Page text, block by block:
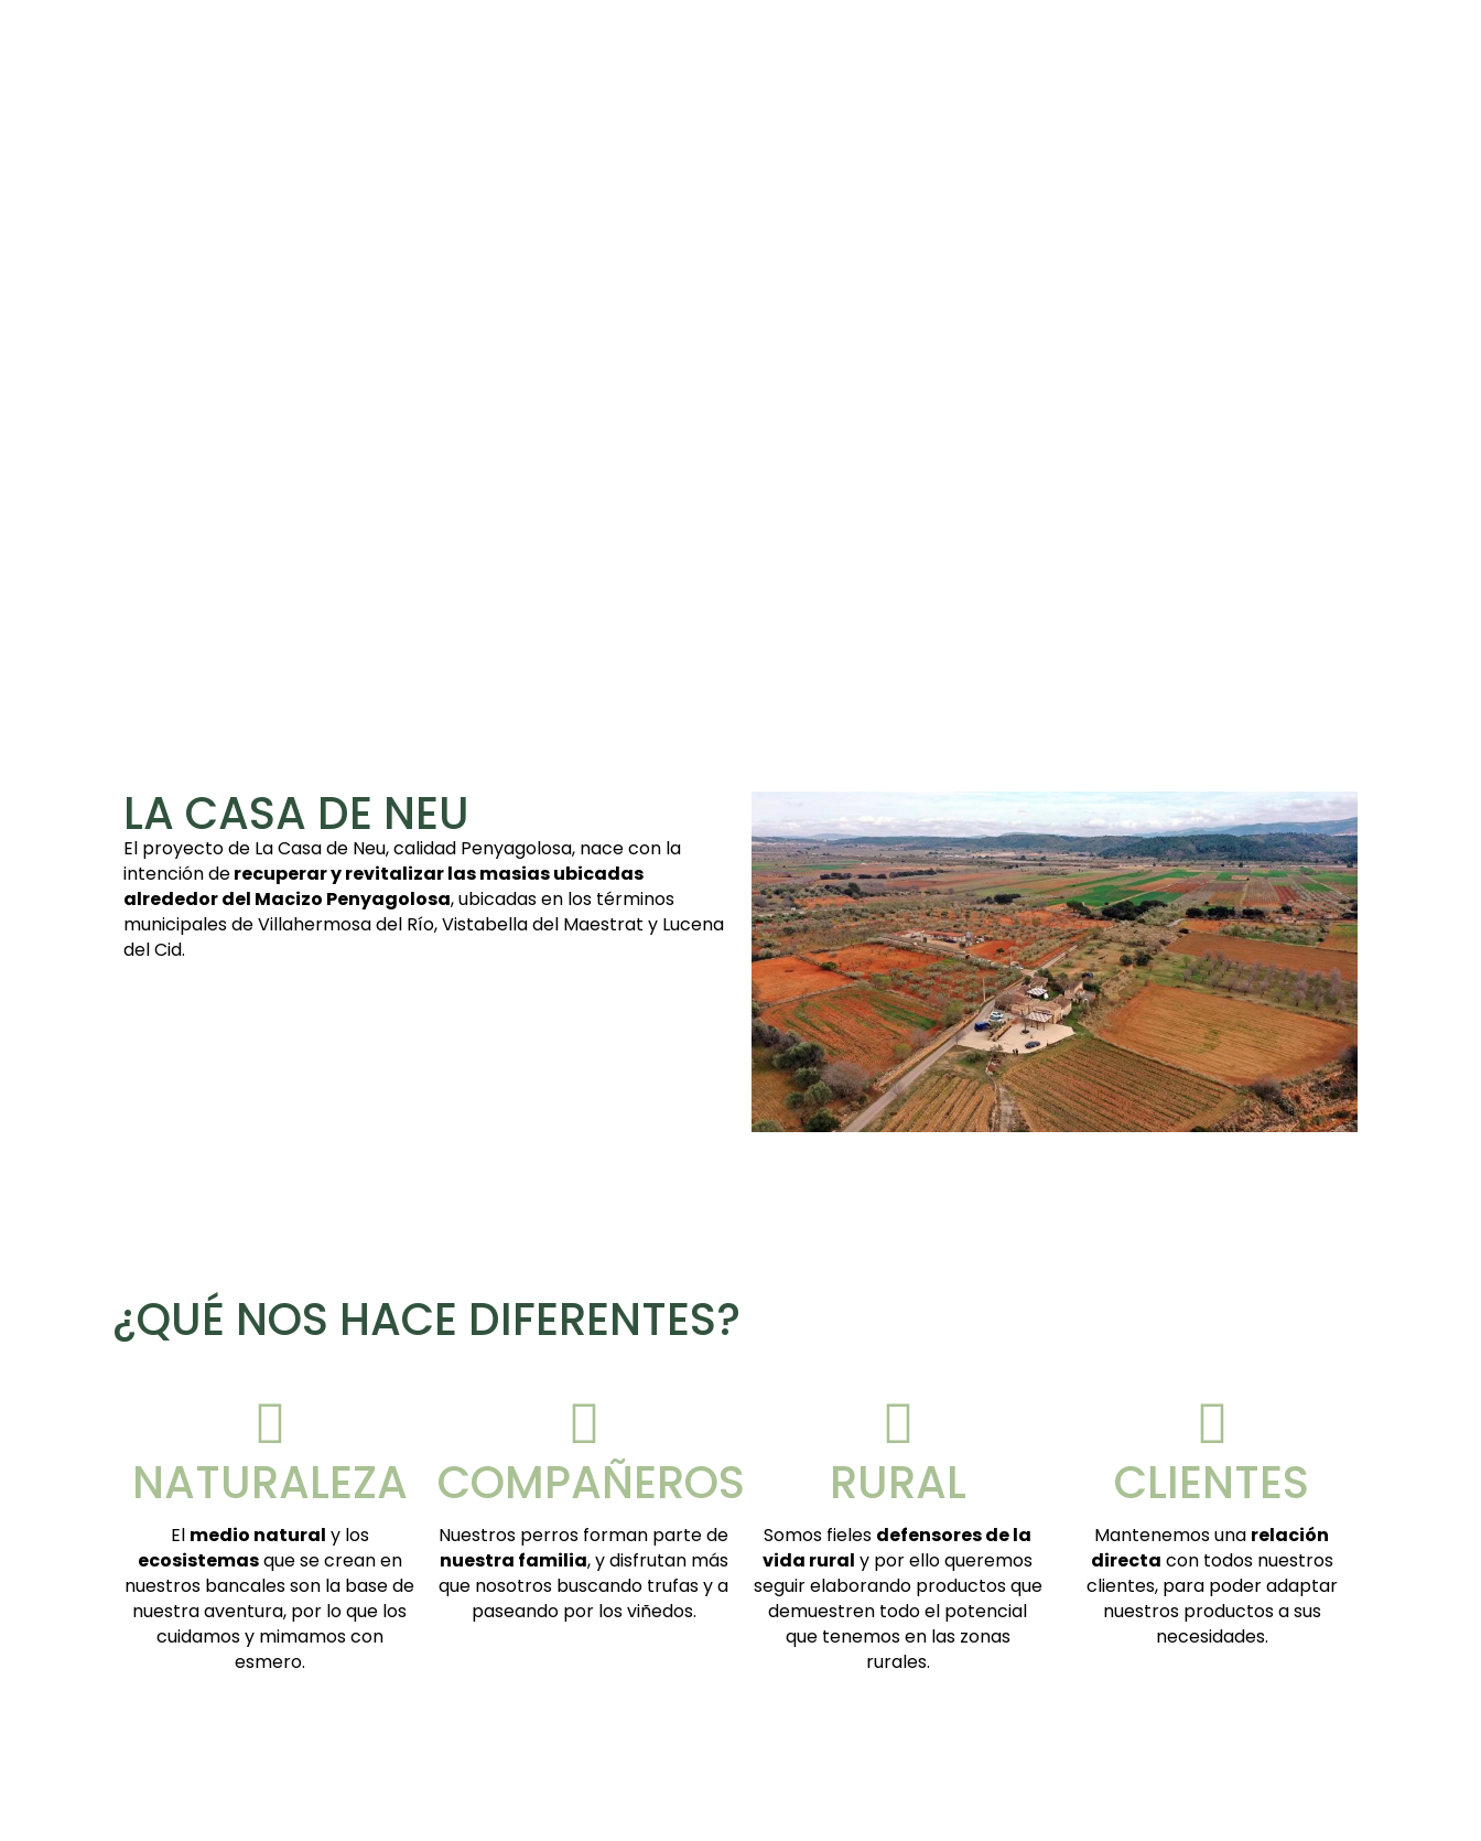
LA CASA DE NEU
El proyecto de La Casa de Neu, calidad Penyagolosa, nace con la
intención derecuperar y revitalizar las masias ubicadas
alrededor del Macizo Penyagolosa, ubicadas en los términos
municipales de Villahermosa del Río, Vistabella del Maestrat y Lucena
del Cid.
¿QUÉ NOS HACE DIFERENTES?
NATURALEZA
El medio natural y los
ecosistemasque se crean en
nuestros bancales son la base de
nuestra aventura, por lo que los
cuidamos y mimamos con
esmero.
COMPAÑEROS
Nuestros perros forman parte de
nuestra familia, y disfrutan más
que nosotros buscando trufas y a
paseando por los viñedos.
RURAL
Somos fieles defensores de la
vida rural y por ello queremos
seguir elaborando productos que
demuestren todo el potencial
que tenemos en las zonas
rurales.
CLIENTES
Mantenemos una relación
directa con todos nuestros
clientes, para poder adaptar
nuestros productos a sus
necesidades.